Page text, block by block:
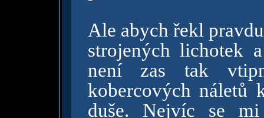
Ale abych řekl
strojených lichotek
není zas tak
kobercových náletů
duše. Nejvíc se